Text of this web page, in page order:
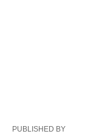
PUBLISHED BY